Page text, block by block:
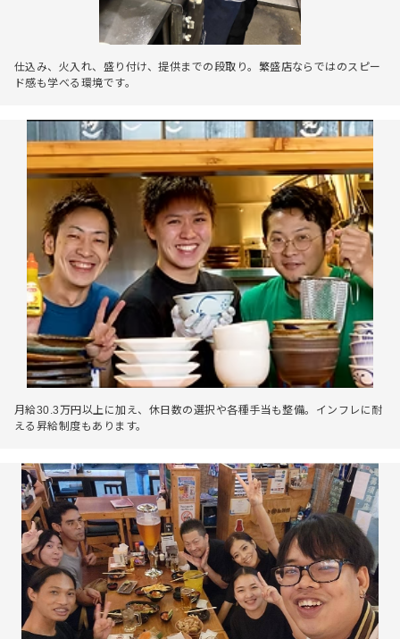
仕込み、火入れ、盛り付け、提供までの段取り。繁盛店ならではのスピー
ド感も学べる環境です。
月給30.3万円以上に加え、休日数の選択や各種手当も整備。インフレに耐
える昇給制度もあります。